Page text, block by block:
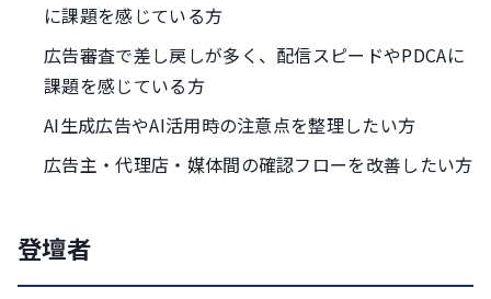
に課題を感じている方
広告審査で差し戻しが多く、配信スピードやPDCAに
課題を感じている方
AI生成広告やAI活用時の注意点を整理したい方
広告主・代理店・媒体間の確認フローを改善したい方
登壇者